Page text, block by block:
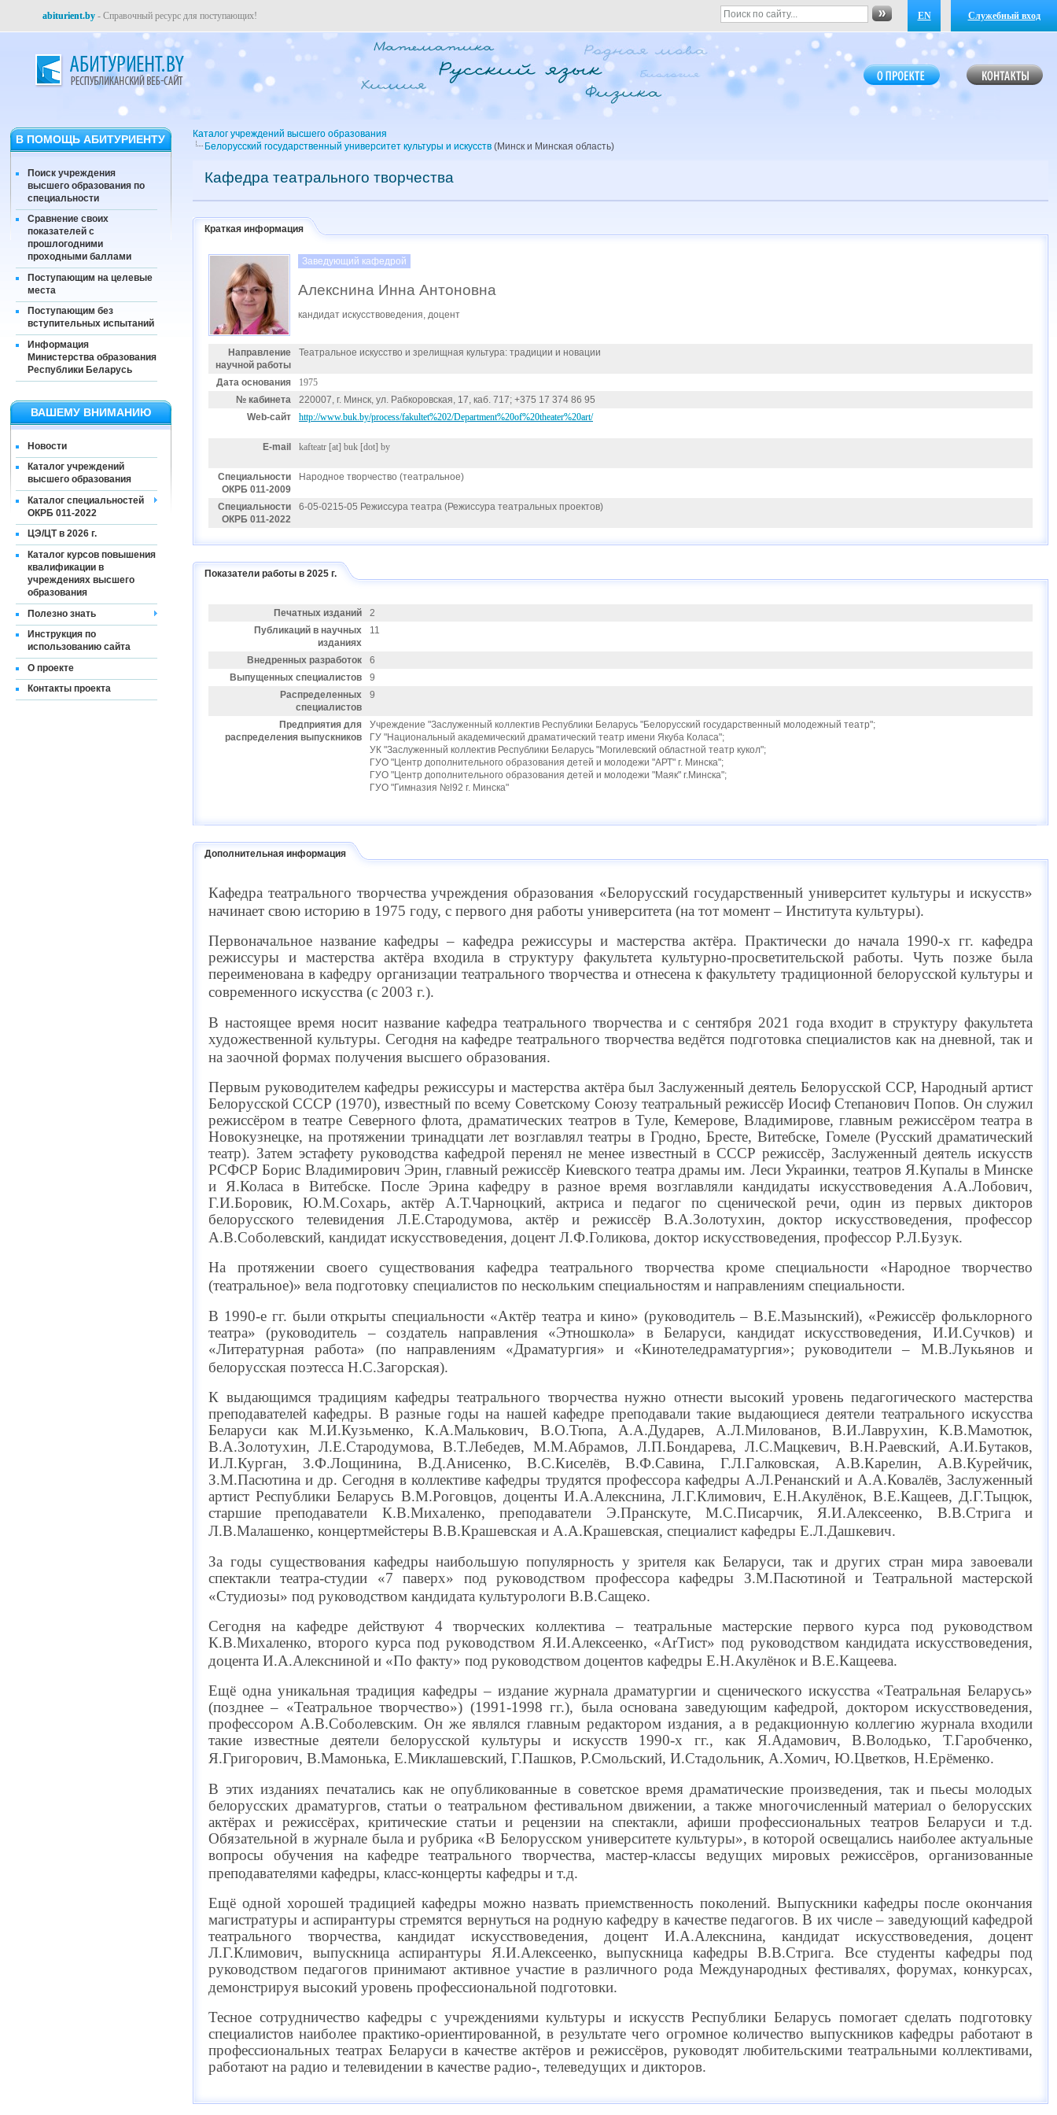
EN Служебный вход
abiturient.by - Справочный ресурс для поступающих!
В ПОМОЩЬ АБИТУРИЕНТУ
Поиск учреждения
высшего образования по
специальности
Сравнение своих
показателей с
прошлогодними
проходными баллами
Поступающим на целевые
места
Поступающим без
вступительных испытаний
Информация
Министерства образования
Республики Беларусь
ВАШЕМУ ВНИМАНИЮ
Новости
Каталог учреждений
высшего образования
Каталог специальностей
ОКРБ 011-2022
ЦЭ/ЦТ в 2026 г.
Каталог курсов повышения
квалификации в
учреждениях высшего
образования
Полезно знать
Инструкция по
использованию сайта
О проекте
Контакты проекта
Каталог учреждений высшего образования
Белорусский государственный университет культуры и искусств (Минск и Минская область)
Кафедра театрального творчества
Краткая информация
Заведующий кафедрой
Алекснина Инна Антоновна
кандидат искусствоведения, доцент
Направление
научной работы
Театральное искусство и зрелищная культура: традиции и новации
Дата основания
1975
№ кабинета
220007, г. Минск, ул. Рабкоровская, 17, каб. 717; +375 17 374 86 95
Web-сайт
http://www.buk.by/process/fakultet%202/Department%20of%20theater%20art/
E-mail kafteatr [at] buk [dot] by
Специальности
ОКРБ 011-2009
Народное творчество (театральное)
Специальности
ОКРБ 011-2022
6-05-0215-05 Режиссура театра (Режиссура театральных проектов)
Показатели работы в 2025 г.
Печатных изданий
2
Публикаций в научных
изданиях
11
Внедренных разработок
6
Выпущенных специалистов
9
Распределенных
специалистов
9
Предприятия для
распределения выпускников
Учреждение "Заслуженный коллектив Республики Беларусь "Белорусский государственный молодежный театр";
ГУ "Национальный академический драматический театр имени Якуба Коласа";
УК "Заслуженный коллектив Республики Беларусь "Могилевский областной театр кукол";
ГУО "Центр дополнительного образования детей и молодежи "АРТ" г. Минска";
ГУО "Центр дополнительного образования детей и молодежи "Маяк" г.Минска";
ГУО "Гимназия №l92 г. Минска"
Дополнительная информация
Кафедра театрального творчества учреждения образования «Белорусский государственный университет культуры и искусств»
начинает свою историю в 1975 году, с первого дня работы университета (на тот момент – Института культуры).
Первоначальное название кафедры – кафедра режиссуры и мастерства актёра. Практически до начала 1990-х гг. кафедра
режиссуры и мастерства актёра входила в структуру факультета культурно-просветительской работы. Чуть позже была
переименована в кафедру организации театрального творчества и отнесена к факультету традиционной белорусской культуры и
современного искусства (с 2003 г.).
В настоящее время носит название кафедра театрального творчества и с сентября 2021 года входит в структуру факультета
художественной культуры. Сегодня на кафедре театрального творчества ведётся подготовка специалистов как на дневной, так и
на заочной формах получения высшего образования.
Первым руководителем кафедры режиссуры и мастерства актёра был Заслуженный деятель Белорусской ССР, Народный артист
Белорусской СССР (1970), известный по всему Советскому Союзу театральный режиссёр Иосиф Степанович Попов. Он служил
режиссёром в театре Северного флота, драматических театров в Туле, Кемерове, Владимирове, главным режиссёром театра в
Новокузнецке, на протяжении тринадцати лет возглавлял театры в Гродно, Бресте, Витебске, Гомеле (Русский драматический
театр). Затем эстафету руководства кафедрой перенял не менее известный в СССР режиссёр, Заслуженный деятель искусств
РСФСР Борис Владимирович Эрин, главный режиссёр Киевского театра драмы им. Леси Украинки, театров Я.Купалы в Минске
и Я.Коласа в Витебске. После Эрина кафедру в разное время возглавляли кандидаты искусствоведения А.А.Лобович,
Г.И.Боровик, Ю.М.Сохарь, актёр А.Т.Чарноцкий, актриса и педагог по сценической речи, один из первых дикторов
белорусского телевидения Л.Е.Стародумова, актёр и режиссёр В.А.Золотухин, доктор искусствоведения, профессор
А.В.Соболевский, кандидат искусствоведения, доцент Л.Ф.Голикова, доктор искусствоведения, профессор Р.Л.Бузук.
На протяжении своего существования кафедра театрального творчества кроме специальности «Народное творчество
(театральное)» вела подготовку специалистов по нескольким специальностям и направлениям специальности.
В 1990-е гг. были открыты специальности «Актёр театра и кино» (руководитель – В.Е.Мазынский), «Режиссёр фольклорного
театра» (руководитель – создатель направления «Этношкола» в Беларуси, кандидат искусствоведения, И.И.Сучков) и
«Литературная работа» (по направлениям «Драматургия» и «Кинотеледраматургия»; руководители – М.В.Лукьянов и
белорусская поэтесса Н.С.Загорская).
К выдающимся традициям кафедры театрального творчества нужно отнести высокий уровень педагогического мастерства
преподавателей кафедры. В разные годы на нашей кафедре преподавали такие выдающиеся деятели театрального искусства
Беларуси как М.И.Кузьменко, К.А.Малькович, В.О.Тюпа, А.А.Дударев, А.Л.Милованов, В.И.Лаврухин, К.В.Мамотюк,
В.А.Золотухин, Л.Е.Стародумова, В.Т.Лебедев, М.М.Абрамов, Л.П.Бондарева, Л.С.Мацкевич, В.Н.Раевский, А.И.Бутаков,
И.Л.Курган, З.Ф.Лощинина, В.Д.Анисенко, В.С.Киселёв, В.Ф.Савина, Г.Л.Галковская, А.В.Карелин, А.В.Курейчик,
З.М.Пасютина и др. Сегодня в коллективе кафедры трудятся профессора кафедры А.Л.Ренанский и А.А.Ковалёв, Заслуженный
артист Республики Беларусь В.М.Роговцов, доценты И.А.Алекснина, Л.Г.Климович, Е.Н.Акулёнок, В.Е.Кащеев, Д.Г.Тыцюк,
старшие преподаватели К.В.Михаленко, преподаватели Э.Пранскуте, М.С.Писарчик, Я.И.Алексеенко, В.В.Стрига и
Л.В.Малашенко, концертмейстеры В.В.Крашевская и А.А.Крашевская, специалист кафедры Е.Л.Дашкевич.
За годы существования кафедры наибольшую популярность у зрителя как Беларуси, так и других стран мира завоевали
спектакли театра-студии «7 паверх» под руководством профессора кафедры З.М.Пасютиной и Театральной мастерской
«Студиозы» под руководством кандидата культурологи В.В.Сащеко.
Сегодня на кафедре действуют 4 творческих коллектива – театральные мастерские первого курса под руководством
К.В.Михаленко, второго курса под руководством Я.И.Алексеенко, «АrТист» под руководством кандидата искусствоведения,
доцента И.А.Алексниной и «По факту» под руководством доцентов кафедры Е.Н.Акулёнок и В.Е.Кащеева.
Ещё одна уникальная традиция кафедры – издание журнала драматургии и сценического искусства «Театральная Беларусь»
(позднее – «Театральное творчество») (1991-1998 гг.), была основана заведующим кафедрой, доктором искусствоведения,
профессором А.В.Соболевским. Он же являлся главным редактором издания, а в редакционную коллегию журнала входили
такие известные деятели белорусской культуры и искусств 1990-х гг., как Я.Адамович, В.Володько, Т.Гаробченко,
Я.Григорович, В.Мамонька, Е.Миклашевский, Г.Пашков, Р.Смольский, И.Стадольник, А.Хомич, Ю.Цветков, Н.Ерёменко.
В этих изданиях печатались как не опубликованные в советское время драматические произведения, так и пьесы молодых
белорусских драматургов, статьи о театральном фестивальном движении, а также многочисленный материал о белорусских
актёрах и режиссёрах, критические статьи и рецензии на спектакли, афиши профессиональных театров Беларуси и т.д.
Обязательной в журнале была и рубрика «В Белорусском университете культуры», в которой освещались наиболее актуальные
вопросы обучения на кафедре театрального творчества, мастер-классы ведущих мировых режиссёров, организованные
преподавателями кафедры, класс-концерты кафедры и т.д.
Ещё одной хорошей традицией кафедры можно назвать приемственность поколений. Выпускники кафедры после окончания
магистратуры и аспирантуры стремятся вернуться на родную кафедру в качестве педагогов. В их числе – заведующий кафедрой
театрального творчества, кандидат искусствоведения, доцент И.А.Алекснина, кандидат искусствоведения, доцент
Л.Г.Климович, выпускница аспирантуры Я.И.Алексеенко, выпускница кафедры В.В.Стрига. Все студенты кафедры под
руководством педагогов принимают активное участие в различного рода Международных фестивалях, форумах, конкурсах,
демонстрируя высокий уровень профессиональной подготовки.
Тесное сотрудничество кафедры с учреждениями культуры и искусств Республики Беларусь помогает сделать подготовку
специалистов наиболее практико-ориентированной, в результате чего огромное количество выпускников кафедры работают в
профессиональных театрах Беларуси в качестве актёров и режиссёров, руководят любительскими театральными коллективами,
работают на радио и телевидении в качестве радио-, телеведущих и дикторов.